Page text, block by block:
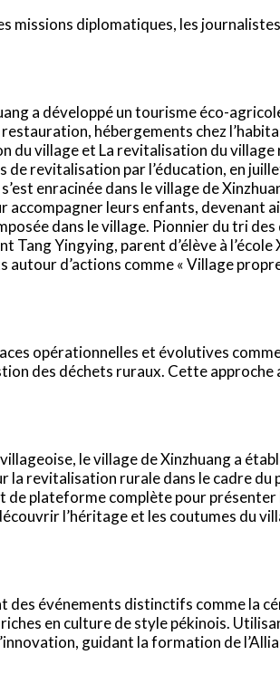
diplomatiques, les
a développé un tourisme éco-
hébergements chez
du village et La revitalisation du
revitalisation par l’éducation, en
enracinée dans le village de
leurs enfants, devenant
dans le village. Pionnier du tri des
Yingying, parent d’élève à
d’actions comme « Village
opérationnelles et évolutives
des déchets ruraux. Cette
le village de Xinzhuang a
revitalisation rurale dans le cadre du
de plateforme complète pour présenter
l’héritage et les coutumes du
événements distinctifs comme la
en culture de style pékinois.
guidant la formation de